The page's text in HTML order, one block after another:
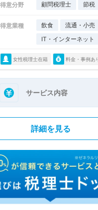
得意分野 顧問税理士 節税
得意業種 飲食 流通・小売
IT・インターネット
女性税理士在籍 料金・事例あ
サービス内容
詳細を見る